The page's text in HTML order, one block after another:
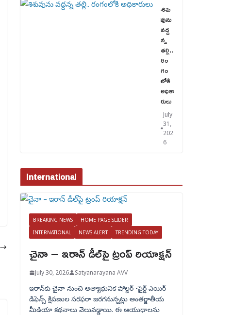
శిశు
వును
వద్ద
న్న
తల్లి..
రం
గం
లోకి
అధికా
రులు
July
31,
202
6
International
BREAKING NEWS
HOME PAGE SLIDER
INTERNATIONAL
NEWS ALERT TRENDING TODAY
చైనా – ఇరాన్ డీల్‌పై ట్రంప్ రియాక్షన్
July 30, 2026 Satyanarayana AVV
ఇరాన్‌కు చైనా నుంచి అత్యాధునిక షోల్డర్‌ -ఫైర్డ్ ఎయిర్
డిఫెన్స్ క్షిపణుల సరఫరా జరగనున్నట్లు అంతర్జాతీయ
మీడియా కథనాలు వెలువడ్డాయి. ఈ ఆయుధాలను